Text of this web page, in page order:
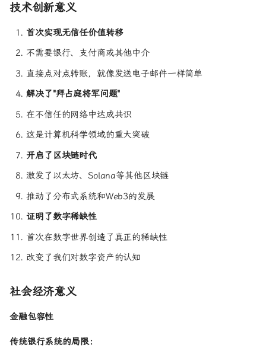
什么是比特币？
🎯 一句话解释
传统银行转账
比特币转账
技术创新意义
首次实现无信任价值转移
不需要银行、支付商或其他中介
直接点对点转账，就像发送电子邮件一样简单
解决了"拜占庭将军问题"
在不信任的网络中达成共识
这是计算机科学领域的重大突破
开启了区块链时代
激发了以太坊、Solana等其他区块链
推动了分布式系统和Web3的发展
证明了数字稀缺性
首次在数字世界创造了真正的稀缺性
改变了我们对数字资产的认知
社会经济意义
金融包容性
传统银行系统的局限：